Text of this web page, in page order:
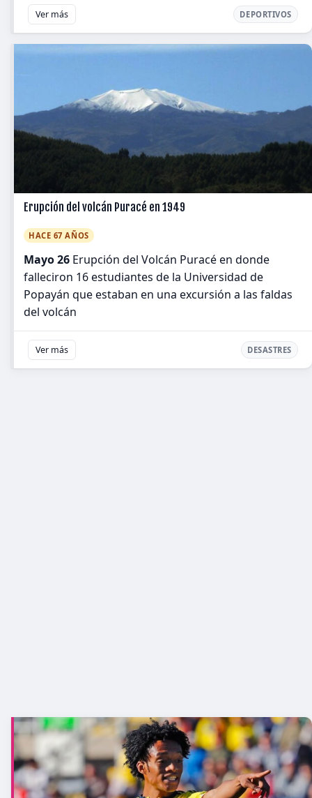
Ver más DEPORTIVOS
Erupción del volcán Puracé en 1949
HACE 67 AÑOS
Mayo 26 Erupción del Volcán Puracé en donde
falleciron 16 estudiantes de la Universidad de
Popayán que estaban en una excursión a las faldas
del volcán
Ver más DESASTRES